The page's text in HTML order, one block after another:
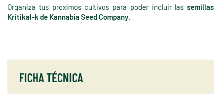
Organiza tus próximos cultivos para poder incluir las semillas
Kritikal-k de Kannabia Seed Company.
FICHA TÉCNICA